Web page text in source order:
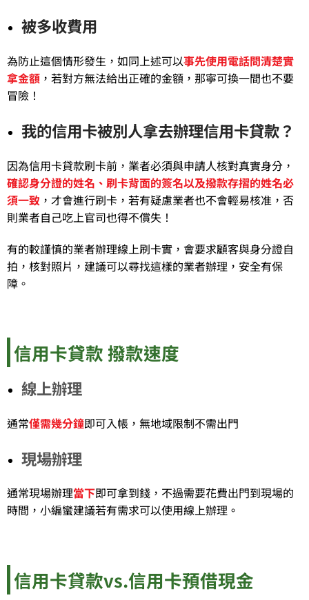
被多收費用
為防止這個情形發生，如同上述可以事先使用電話問清楚實
拿金額 ，若對方無法給出正確的金額，那寧可換一間也不要
冒險！
我的信用卡被別人拿去辦理信用卡貸款？
因為信用卡貸款刷卡前，業者必須與申請人核對真實身分，
確認身分證的姓名、刷卡背面的簽名以及撥款存摺的姓名必
須一致 ，才會進行刷卡，若有疑慮業者也不會輕易核准，否
則業者自己吃上官司也得不償失！
有的較謹慎的業者辦理線上刷卡實，會要求顧客與身分證自
拍，核對照片，建議可以尋找這樣的業者辦理，安全有保
障。
信用卡貸款 撥款速度
線上辦理
通常僅需幾分鐘即可入帳，無地域限制不需出門
現場辦理
通常現場辦理當下即可拿到錢，不過需要花費出門到現場的
時間，小編蠻建議若有需求可以使用線上辦理。
信用卡貸款vs.信用卡預借現金